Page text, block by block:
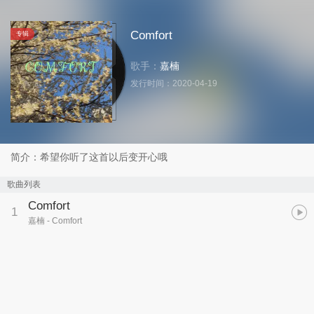
专辑 Comfort
歌手： 嘉楠
发行时间： 2020-04-19
简介：希望你听了这首以后变开心哦
歌曲列表
1 Comfort
嘉楠 - Comfort